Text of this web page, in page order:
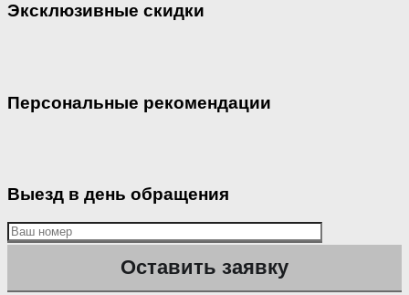
Эксклюзивные скидки
Персональные рекомендации
Выезд в день обращения